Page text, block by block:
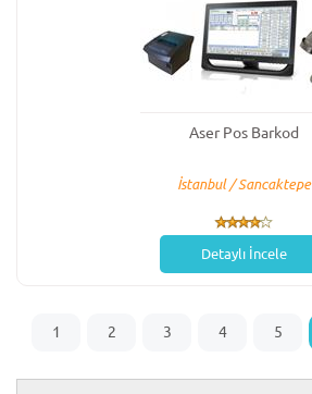
Aser Pos Barkod
İstanbul / Sancaktepe
Detaylı İncele
1 2 3 4 5